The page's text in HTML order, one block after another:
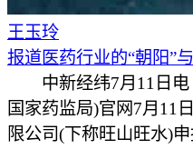
王玉玲
报道医药行业的“朝阳”
中新经纬7月11日电 (
国家药监局)官网7月11
限公司(下称旺山旺水)